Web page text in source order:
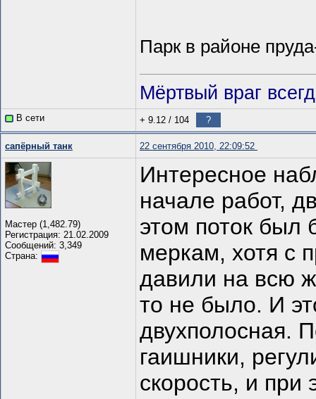
Парк в районе
Мёртвый враг
В сети + 9.12 / 104 ?
сапёрный танк 22 сентября 2010, 22:09:52
Мастер (1,482.79)
Регистрация: 21.02.2009
Сообщений: 3,349
Страна:
Интересное
начале работ,
этом поток
меркам, хотя с
давили на всю
то не было. И
двухполосная.
гаишники,
скорость, и